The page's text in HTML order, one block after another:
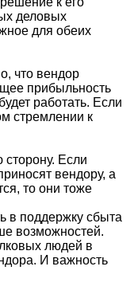
деловых
для обеих
что вендор
прибыльность
работать. Если
стремлении к
сторону. Если
вендору, а
то они тоже
в поддержку сбыта
возможностей.
людей в
И важность